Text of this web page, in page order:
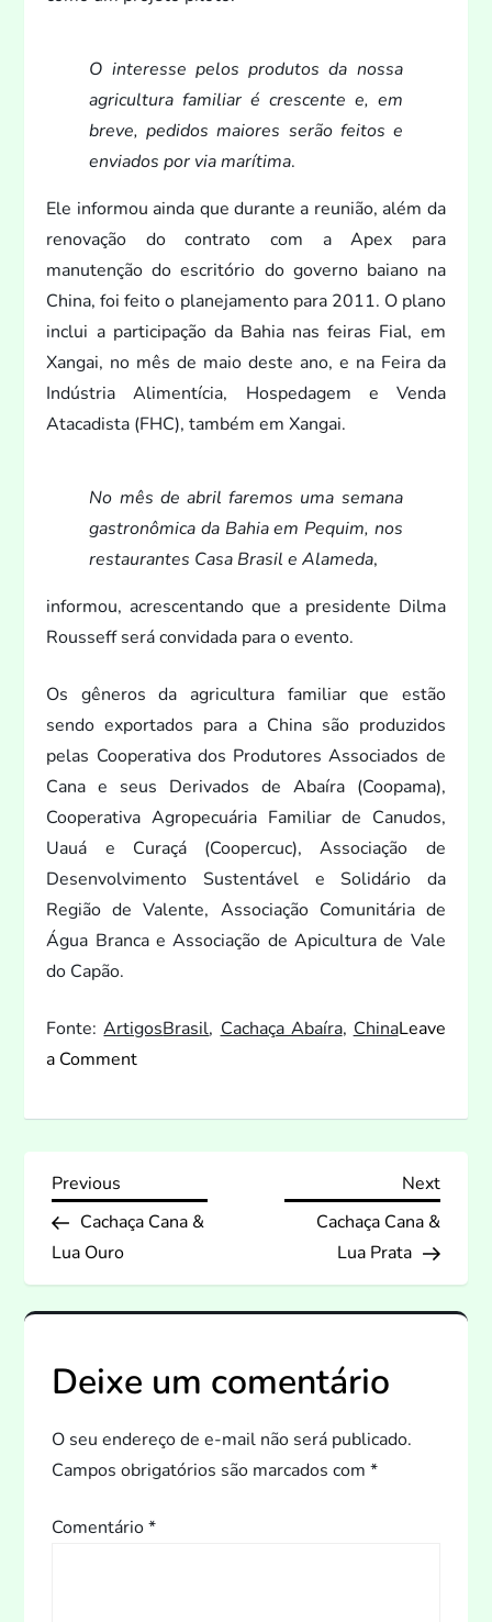
O interesse pelos produtos da nossa
agricultura familiar é crescente e, em
breve, pedidos maiores serão feitos e
enviados por via marítima.
Ele informou ainda que durante a reunião, além da
renovação do contrato com a Apex para
manutenção do escritório do governo baiano na
China, foi feito o planejamento para 2011. O plano
inclui a participação da Bahia nas feiras Fial, em
Xangai, no mês de maio deste ano, e na Feira da
Indústria Alimentícia, Hospedagem e Venda
Atacadista (FHC), também em Xangai.
No mês de abril faremos uma semana
gastronômica da Bahia em Pequim, nos
restaurantes Casa Brasil e Alameda,
informou, acrescentando que a presidente Dilma
Rousseff será convidada para o evento.
Os gêneros da agricultura familiar que estão
sendo exportados para a China são produzidos
pelas Cooperativa dos Produtores Associados de
Cana e seus Derivados de Abaíra (Coopama),
Cooperativa Agropecuária Familiar de Canudos,
Uauá e Curaçá (Coopercuc), Associação de
Desenvolvimento Sustentável e Solidário da
Região de Valente, Associação Comunitária de
Água Branca e Associação de Apicultura de Vale
do Capão.
Fonte:ArtigosBrasil, Cachaça Abaíra, ChinaLeave
a Commenton
familiar
primeiro
China
N
a
v
g
a
Previous
Post
Previous
Cachaça Cana &
Lua Ouro
Next
Next
Cachaça Cana &
Lua Prata
Deixe um comentário
O seu endereço de e-mail não será publicado.
Campos obrigatórios são marcados com*
Comentário*